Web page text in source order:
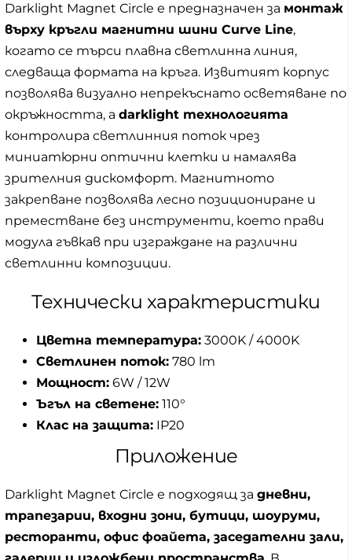
Darklight Magnet Circle е предназначен за монтаж
върху кръгли магнитни шини Curve Line,
когато се търси плавна светлинна линия,
следваща формата на кръга. Извитият корпус
позволява визуално непрекъснато осветяване по
окръжността, а darklight технологията
контролира светлинния поток чрез
миниатюрни оптични клетки и намалява
зрителния дискомфорт. Магнитното
закрепване позволява лесно позициониране и
преместване без инструменти, което прави
модула гъвкав при изграждане на различни
светлинни композиции.
Технически характеристики
Цветна температура: 3000K / 4000K
Светлинен поток: 780 lm
Мощност: 6W / 12W
Ъгъл на светене: 110°
Клас на защита: IP20
Приложение
Darklight Magnet Circle е подходящ за дневни,
трапезарии, входни зони, бутици, шоуруми,
ресторанти, офис фоайета, заседателни зали,